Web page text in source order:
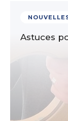
Astuces